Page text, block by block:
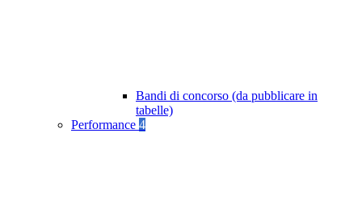
Bandi di concorso (da pubblicare in
tabelle)
Performance 4